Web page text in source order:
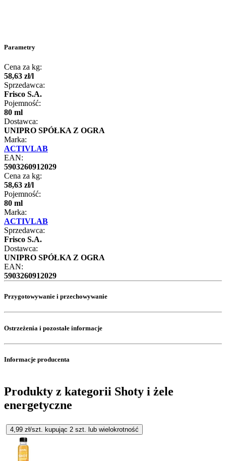
Parametry
Cena za kg:
58,63 zł/l
Sprzedawca:
Frisco S.A.
Pojemność:
80 ml
Dostawca:
UNIPRO SPÓŁKA Z OGRA
Marka:
ACTIVLAB
EAN:
5903260912029
Cena za kg:
58,63 zł/l
Pojemność:
80 ml
Marka:
ACTIVLAB
Sprzedawca:
Frisco S.A.
Dostawca:
UNIPRO SPÓŁKA Z OGRA
EAN:
5903260912029
Przygotowywanie i przechowywanie
Ostrzeżenia i pozostałe informacje
Informacje producenta
Produkty z kategorii Shoty i żele
energetyczne
4,99 zł/szt. kupując 2 szt. lub wielokrotność